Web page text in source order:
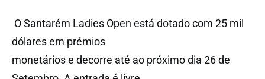
O Santarém Ladies Open está dotado com 25 mil
dólares em prémios
monetários e decorre até ao próximo dia 26 de